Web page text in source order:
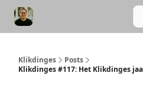
Klikdinges
Posts
Klikdinges #117: Het Klikdinges